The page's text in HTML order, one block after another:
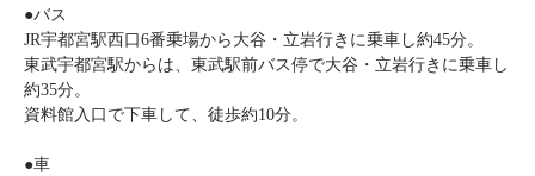
●バス
JR宇都宮駅西口6番乗場から大谷・立岩行きに乗車し約45分。
東武宇都宮駅からは、東武駅前バス停で大谷・立岩行きに乗車し
約35分。
資料館入口で下車して、徒歩約10分。
●車